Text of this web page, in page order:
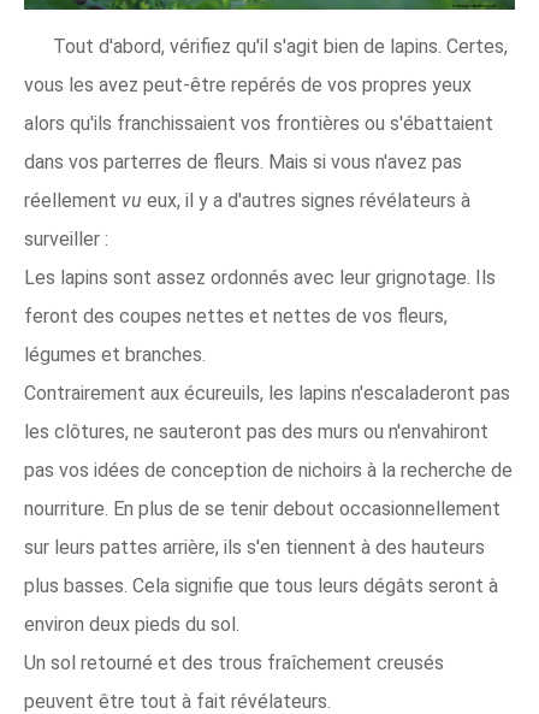
Tout d'abord, vérifiez qu'il s'agit bien de lapins. Certes,
vous les avez peut-être repérés de vos propres yeux
alors qu'ils franchissaient vos frontières ou s'ébattaient
dans vos parterres de fleurs. Mais si vous n'avez pas
réellement vu eux, il y a d'autres signes révélateurs à
surveiller :
Les lapins sont assez ordonnés avec leur grignotage. Ils
feront des coupes nettes et nettes de vos fleurs,
légumes et branches.
Contrairement aux écureuils, les lapins n'escaladeront pas
les clôtures, ne sauteront pas des murs ou n'envahiront
pas vos idées de conception de nichoirs à la recherche de
nourriture. En plus de se tenir debout occasionnellement
sur leurs pattes arrière, ils s'en tiennent à des hauteurs
plus basses. Cela signifie que tous leurs dégâts seront à
environ deux pieds du sol.
Un sol retourné et des trous fraîchement creusés
peuvent être tout à fait révélateurs.